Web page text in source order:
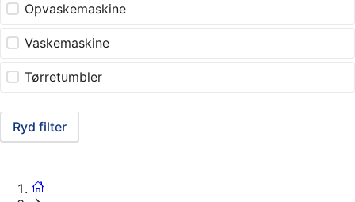
Opvaskemaskine
Vaskemaskine
Tørretumbler
Ryd filter